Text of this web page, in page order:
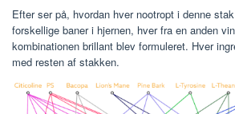
Efter ser på, hvordan hver nootropt i denne
forskellige baner i hjernen, hver fra en anden
kombinationen brillant blev formuleret. Hver
med resten af ​​stakken.